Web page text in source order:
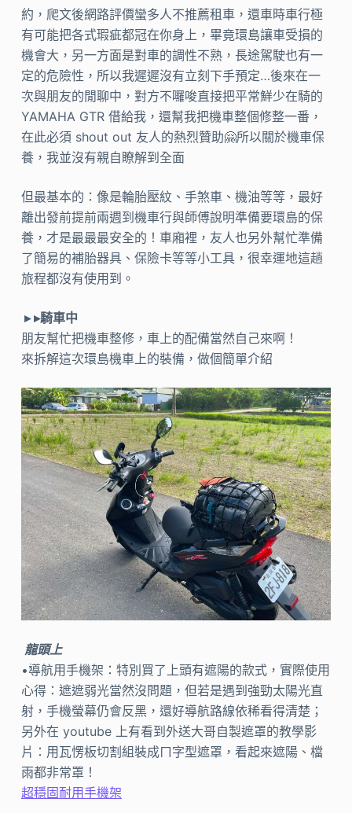
約，爬文後網路評價蠻多人不推薦租車，還車時車行極
有可能把各式瑕疵都冠在你身上，畢竟環島讓車受損的
機會大，另一方面是對車的調性不熟，長途駕駛也有一
定的危險性，所以我遲遲沒有立刻下手預定…後來在一
次與朋友的閒聊中，對方不囉唆直接把平常鮮少在騎的
YAMAHA GTR 借給我，還幫我把機車整個修整一番，
在此必須 shout out 友人的熱烈贊助🤗所以關於機車保
養，我並沒有親自瞭解到全面
但最基本的：像是輪胎壓紋、手煞車、機油等等，最好
離出發前提前兩週到機車行與師傅說明準備要環島的保
養，才是最最最安全的！車廂裡，友人也另外幫忙準備
了簡易的補胎器具、保險卡等等小工具，很幸運地這趟
旅程都沒有使用到。
▸ ▸騎車中
朋友幫忙把機車整修，車上的配備當然自己來啊！
來拆解這次環島機車上的裝備，做個簡單介紹
龍頭上
•導航用手機架：特別買了上頭有遮陽的款式，實際使用
心得：遮遮弱光當然沒問題，但若是遇到強勁太陽光直
射，手機螢幕仍會反黑，還好導航路線依稀看得清楚；
另外在 youtube 上有看到外送大哥自製遮罩的教學影
片：用瓦愣板切割組裝成ㄇ字型遮罩，看起來遮陽、檔
雨都非常罩！
超穩固耐用手機架